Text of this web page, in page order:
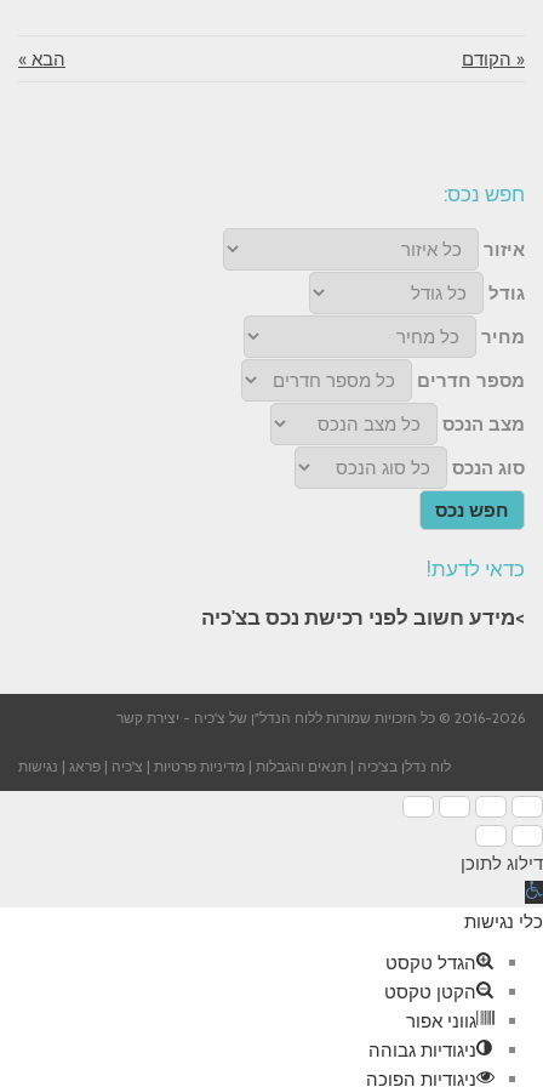
« הקודם הבא »
חפש נכס:
איזור
גודל
מחיר
מספר חדרים
מצב הנכס
סוג הנכס
חפש נכס
כדאי לדעת!
>מידע חשוב לפני רכישת נכס בצ'כיה​
2016-2026 © כל הזכויות שמורות ללוח הנדל"ן של צ'כיה - יצירת קשר
לוח נדלן בצ'כיה | תנאים והגבלות | מדיניות פרטיות | צ'כיה | פראג | נגישות
דילוג לתוכן
פתח
סרגל
כלי נגישות
הגדל טקסט
הקטן טקסט
גווני אפור
ניגודיות גבוהה
ניגודיות הפוכה